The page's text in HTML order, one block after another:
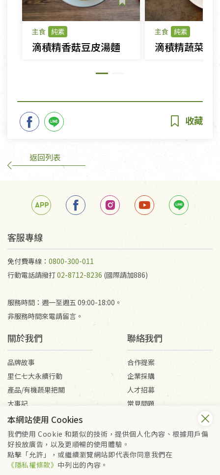
主食 純素
滴積精香菇豆皮湯麵
主食 純素
滴積精蔬菜燉
返回列表
客服專線
免付費專線： 0800-300-011
行動電話請撥打02-8712-8236 (國際請加886)
服務時間：週一至週五 09:00-18:00。
非服務時間來電請留言。
關於我們
品牌故事
里仁七大永續行動
產品/有機蔬果把關
大事記
媒體報導
聯絡我們
合作提案
企業採購
人才招募
常見問題
會員服務條款
隱私權政策
Copyright © 2026 里仁事業股份有限公司(統編：16301262) /
本網站使用 Cookies
我們使用 Cookie 和類似的技術，提供個人化內容、根據用戶偏
好投放廣告，以及更順暢的使用體驗。
點擊「允許」，或繼續瀏覽網站即代表你同意我們在
《隱私權條款》 中列出的內容。